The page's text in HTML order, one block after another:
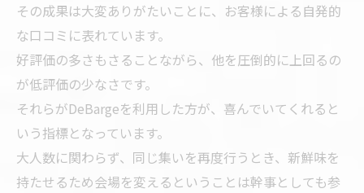
その成果は大変ありがたいことに、お客様による自発的
な口コミに表れています。
好評価の多さもさることながら、他を圧倒的に上回るの
が低評価の少なさです。
それらがDeBargeを利用した方が、喜んでいてくれると
いう指標となっています。
大人数に関わらず、同じ集いを再度行うとき、新鮮味を
持たせるため会場を変えるということは幹事としても参